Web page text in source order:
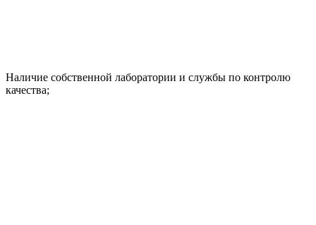
Наличие собственной лаборатории и службы по контролю
качества;